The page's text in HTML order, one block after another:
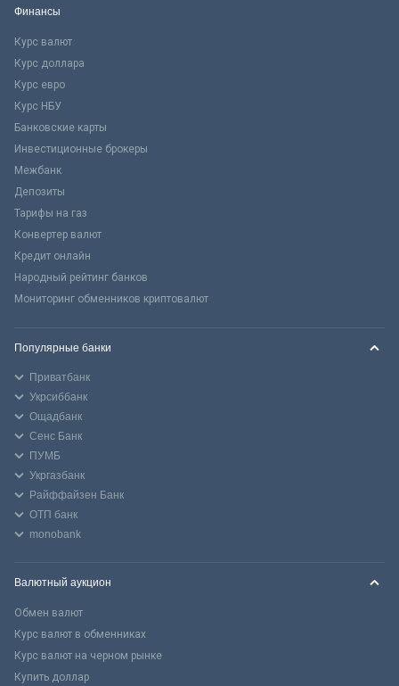
Финансы
Курс валют
Курс доллара
Курс евро
Курс НБУ
Банковские карты
Инвестиционные брокеры
Межбанк
Депозиты
Тарифы на газ
Конвертер валют
Кредит онлайн
Народный рейтинг банков
Мониторинг обменников криптовалют
Популярные банки
Приватбанк
Укрсиббанк
Ощадбанк
Сенс Банк
ПУМБ
Укргазбанк
Райффайзен Банк
ОТП банк
monobank
Валютный аукцион
Обмен валют
Курс валют в обменниках
Курс валют на черном рынке
Купить доллар